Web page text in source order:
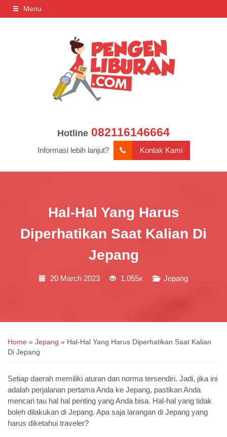
Menu
Hotline 082116146664
Informasi lebih lanjut? Kontak Kami
Hal-Hal Yang Harus
Diperhatikan Saat Kalian Di
Jepang
20 March 2023 1.055x Jepang
Home » Jepang » Hal-Hal Yang Harus Diperhatikan Saat Kalian
Di Jepang
Setiap daerah memiliki aturan dan norma tersendiri. Jadi, jika ini
adalah perjalanan pertama Anda ke Jepang, pastikan Anda
mencari tau hal hal penting yang Anda bisa. Hal-hal yang tidak
boleh dilakukan di Jepang. Apa saja larangan di Jepang yang
harus diketahui traveler?